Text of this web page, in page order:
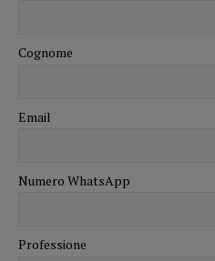
Cognome
Email
Numero WhatsApp
Professione